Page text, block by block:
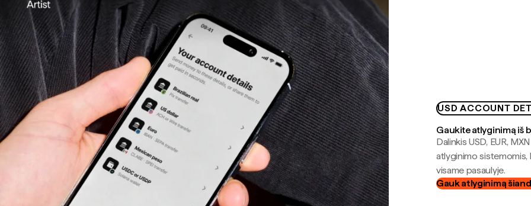
USD ACCOUNT
Gaukite atlyginimą iš
Dalinkis USD, EUR,
atlyginimo
visame pasaulyje.
Gauk atlyginimą